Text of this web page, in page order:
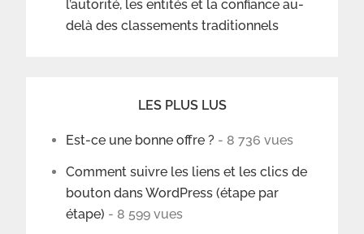
l’autorité, les entités et la confiance au-
delà des classements traditionnels
LES PLUS LUS
Est-ce une bonne offre ? - 8 736 vues
Comment suivre les liens et les clics de
bouton dans WordPress (étape par
étape) - 8 599 vues